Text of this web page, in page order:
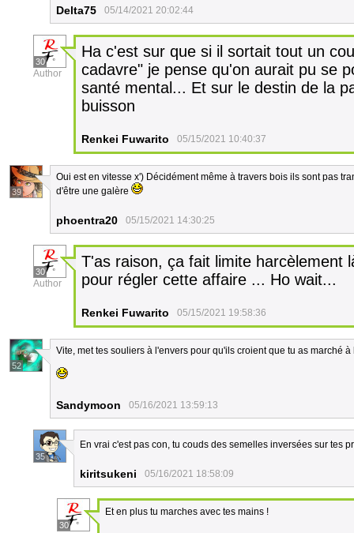
Delta75 05/14/2021 20:02:44
30
Author
Ha c'est sur que si il sortait tout un
cadavre" je pense qu'on aurait pu se
santé mental... Et sur le destin de la
buisson
Renkei Fuwarito 05/15/2021 10:40:37
39
Oui est en vitesse x') Décidément même à travers bois ils sont pas
d'être une galère
phoentra20 05/15/2021 14:30:25
30
Author
T'as raison, ça fait limite harcèlement
pour régler cette affaire ... Ho wait...
Renkei Fuwarito 05/15/2021 19:58:36
52
Vite, met tes souliers à l'envers pour qu'ils croient que tu as marché à
Sandymoon 05/16/2021 13:59:13
35
En vrai c'est pas con, tu couds des semelles inversées sur tes
kiritsukeni 05/16/2021 18:58:09
30
Et en plus tu marches avec tes mains !